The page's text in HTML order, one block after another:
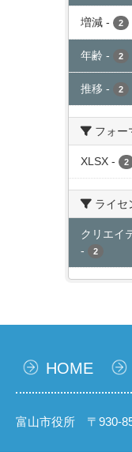
増減 - 2
年齢 - 2
推移 - 2
フォー
XLSX - 2
ライセ
クリエイ
-
2
HOME
富山市役所 〒930-